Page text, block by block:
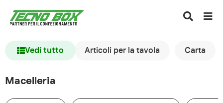
Vedi tutto Articoli per la tavola Carta
Macelleria